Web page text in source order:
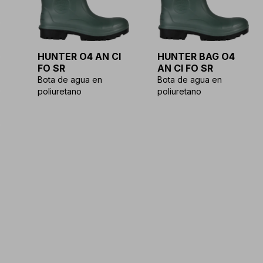
HUNTER O4 AN CI
FO SR
Bota de agua en
poliuretano
HUNTER BAG O4
AN CI FO SR
Bota de agua en
poliuretano